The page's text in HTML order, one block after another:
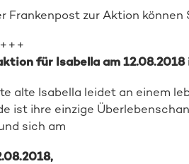
Frankenpost zur Aktion können
für Isabella am 12.08.2018
alte Isabella leidet an einem
ist ihre einzige
sich am